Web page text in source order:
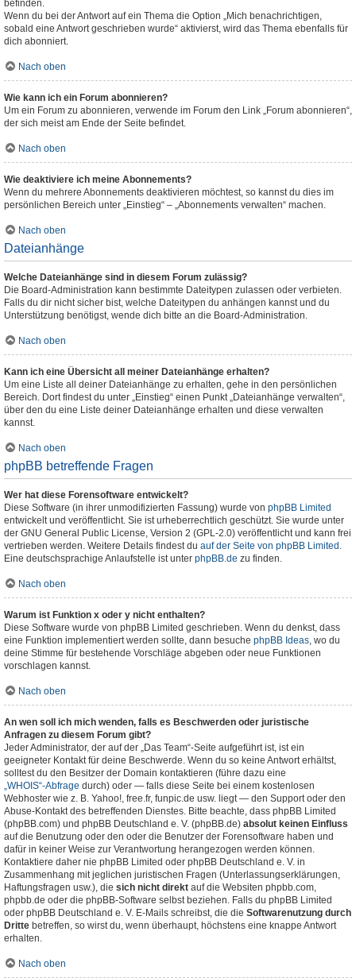
befinden.
Wenn du bei der Antwort auf ein Thema die Option „Mich benachrichtigen,
sobald eine Antwort geschrieben wurde“ aktivierst, wird das Thema ebenfalls für
dich abonniert.
Nach oben
Wie kann ich ein Forum abonnieren?
Um ein Forum zu abonnieren, verwende im Forum den Link „Forum abonnieren“,
der sich meist am Ende der Seite befindet.
Nach oben
Wie deaktiviere ich meine Abonnements?
Wenn du mehrere Abonnements deaktivieren möchtest, so kannst du dies im
persönlichen Bereich unter „Einstieg“ – „Abonnements verwalten“ machen.
Nach oben
Dateianhänge
Welche Dateianhänge sind in diesem Forum zulässig?
Die Board-Administration kann bestimmte Dateitypen zulassen oder verbieten.
Falls du dir nicht sicher bist, welche Dateitypen du anhängen kannst und du
Unterstützung benötigst, wende dich bitte an die Board-Administration.
Nach oben
Kann ich eine Übersicht all meiner Dateianhänge erhalten?
Um eine Liste all deiner Dateianhänge zu erhalten, gehe in den persönlichen
Bereich. Dort findest du unter „Einstieg“ einen Punkt „Dateianhänge verwalten“,
über den du eine Liste deiner Dateianhänge erhalten und diese verwalten
kannst.
Nach oben
phpBB betreffende Fragen
Wer hat diese Forensoftware entwickelt?
Diese Software (in ihrer unmodifizierten Fassung) wurde von phpBB Limited
entwickelt und veröffentlicht. Sie ist urheberrechtlich geschützt. Sie wurde unter
der GNU General Public License, Version 2 (GPL-2.0) veröffentlicht und kann frei
vertrieben werden. Weitere Details findest du auf der Seite von phpBB Limited .
Eine deutschsprachige Anlaufstelle ist unter phpBB.de zu finden.
Nach oben
Warum ist Funktion x oder y nicht enthalten?
Diese Software wurde von phpBB Limited geschrieben. Wenn du denkst, dass
eine Funktion implementiert werden sollte, dann besuche phpBB Ideas, wo du
deine Stimme für bestehende Vorschläge abgeben oder neue Funktionen
vorschlagen kannst.
Nach oben
An wen soll ich mich wenden, falls es Beschwerden oder juristische
Anfragen zu diesem Forum gibt?
Jeder Administrator, der auf der „Das Team“-Seite aufgeführt ist, ist ein
geeigneter Kontakt für deine Beschwerde. Wenn du so keine Antwort erhältst,
solltest du den Besitzer der Domain kontaktieren (führe dazu eine
„WHOIS“-Abfrage durch) oder — falls diese Seite bei einem kostenlosen
Webhoster wie z. B. Yahoo!, free.fr, funpic.de usw. liegt — den Support oder den
Abuse-Kontakt des betreffenden Dienstes. Bitte beachte, dass phpBB Limited
(phpBB.com) und phpBB Deutschland e. V. (phpBB.de) absolut keinen Einfluss
auf die Benutzung oder den oder die Benutzer der Forensoftware haben und
dafür in keiner Weise zur Verantwortung herangezogen werden können.
Kontaktiere daher nie phpBB Limited oder phpBB Deutschland e. V. in
Zusammenhang mit jeglichen juristischen Fragen (Unterlassungserklärungen,
Haftungsfragen usw.), die sich nicht direkt auf die Websiten phpbb.com,
phpbb.de oder die phpBB-Software selbst beziehen. Falls du phpBB Limited
oder phpBB Deutschland e. V. E-Mails schreibst, die die Softwarenutzung durch
Dritte betreffen, so wirst du, wenn überhaupt, höchstens eine knappe Antwort
erhalten.
Nach oben